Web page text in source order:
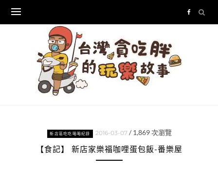
content
新店區吃吃喝喝紀錄 2016-03-07 / 1,869次瀏覽
【食記】 新店家樂福咖哩蛋包飯-番樂屋